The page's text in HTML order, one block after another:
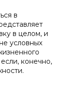
в
в целом, и
условных
конечно,